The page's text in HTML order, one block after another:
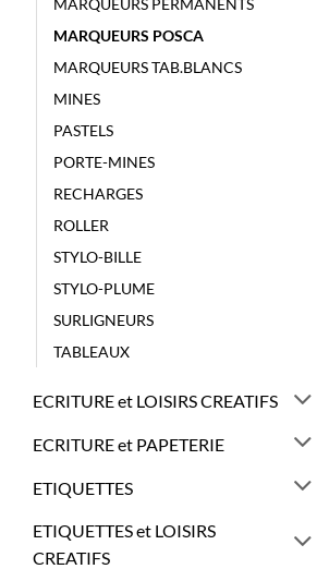
MARQUEURS PERMANENTS
MARQUEURS POSCA
MARQUEURS TAB.BLANCS
MINES
PASTELS
PORTE-MINES
RECHARGES
ROLLER
STYLO-BILLE
STYLO-PLUME
SURLIGNEURS
TABLEAUX
ECRITURE et LOISIRS CREATIFS
ECRITURE et PAPETERIE
ETIQUETTES
ETIQUETTES et LOISIRS
CREATIFS
COLORS – COULEURS FRUITS
25,40